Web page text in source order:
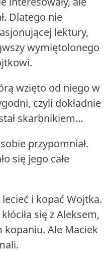
Dlatego nie
lektury,
wymiętolonego
wzięto od niego w
czyli dokładnie
skarbnikiem…
przypomniał.
się jego całe
i kopać Wojtka.
się z Aleksem,
kopaniu. Ale Maciek